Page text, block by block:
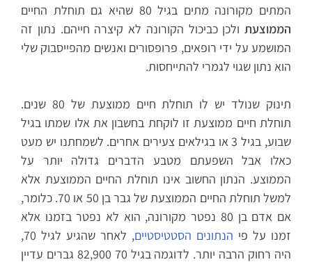
המתים מקורונה מתים בגיל 80 שהיא גם תוחלת החיים
הממוצעת ולכן כביכול הקורונה לא קיצרה חייהם. נתון זה
המושמע על ידי רופאים, פרופסורים ואנשים מהפייסבוק שלי
הוא נתון שגוי לגמרי להתייחסות.
תינוק שנולד יש לו תוחלת חיים ממוצעת של 80 שנים.
תוחלת חיים ממוצעת זו לוקחת בחשבון את אלו שמתו בגיל
שבוע, בגיל 3 או בגילאים צעירים אחרים. לשמחתנו יש מעט
כאלו אבל השפעתם מטבע הדברים גדולה יותר על
הממוצע. הנתון החשוב אינו תוחלת החיים הממוצעת אלא
למשל תוחלת החיים הממוצעת של גבר בן 50 או 70. כלומר,
אם אדם בן 80 נפטר מקורונה, הוא לא נפטר בזמנו אלא
זמנו על פי הנתונים הסטטיסטיים
, לאחר שהגיע לגיל 70,
היה רחוק הרבה יותר. לדוגמה בגיל 70 82,900 גברים עדיין